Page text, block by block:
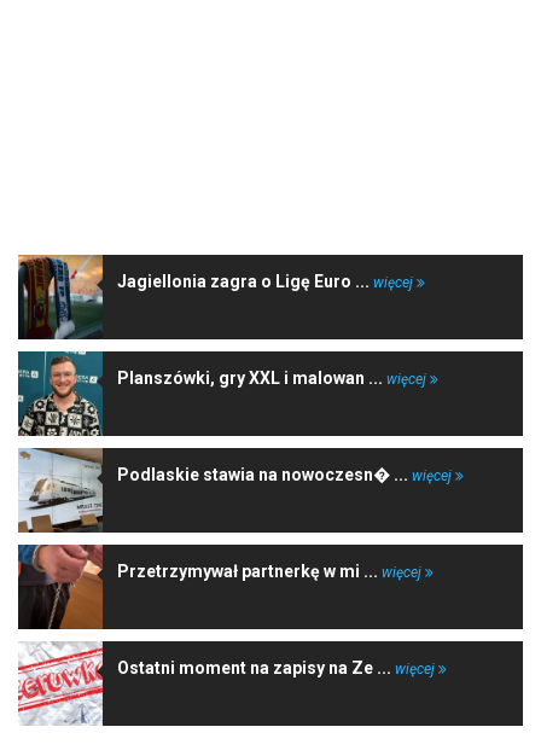
Jagiellonia zagra o Ligę Euro ... więcej
Planszówki, gry XXL i malowan ... więcej
Podlaskie stawia na nowoczesn� ... więcej
Przetrzymywał partnerkę w mi ... więcej
Ostatni moment na zapisy na Ze ... więcej